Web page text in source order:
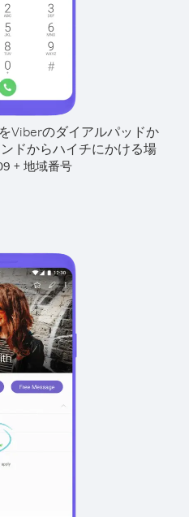
Viberのダイアルパッドか
ドからハイチにかける場
+ 地域番号